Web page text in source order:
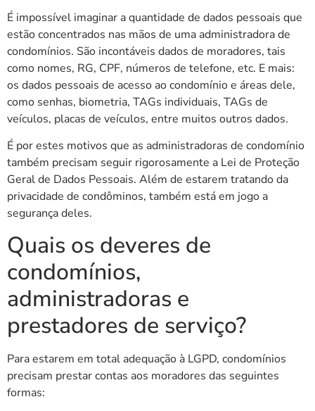
É impossível imaginar a quantidade de dados pessoais que
estão concentrados nas mãos de uma administradora de
condomínios. São incontáveis dados de moradores, tais
como nomes, RG, CPF, números de telefone, etc. E mais:
os dados pessoais de acesso ao condomínio e áreas dele,
como senhas, biometria, TAGs individuais, TAGs de
veículos, placas de veículos, entre muitos outros dados.
É por estes motivos que as administradoras de condomínio
também precisam seguir rigorosamente a Lei de Proteção
Geral de Dados Pessoais. Além de estarem tratando da
privacidade de condôminos, também está em jogo a
segurança deles.
Quais os deveres de
condomínios,
administradoras e
prestadores de serviço?
Para estarem em total adequação à LGPD, condomínios
precisam prestar contas aos moradores das seguintes
formas: